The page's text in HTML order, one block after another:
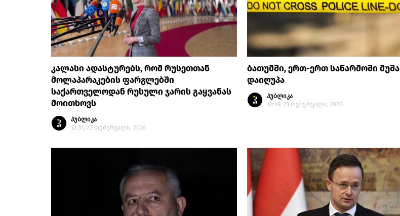
კალასი ადასტურებს, რომ რუსეთთან
მოლაპარაკების ფარგლებში
საქართველოდან რუსული ჯარის გაყვანას
მოითხოვს
პუბლიკა
12:31, 23 თებერვალი, 2026
ბათუმში, ერთ-ერთ საწარმოში მუშა
დაიღუპა
პუბლიკა
10:49, 23 თებერვალი, 2026